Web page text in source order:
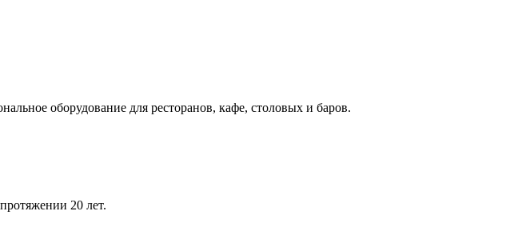
оборудование для ресторанов, кафе, столовых и баров.
20 лет.